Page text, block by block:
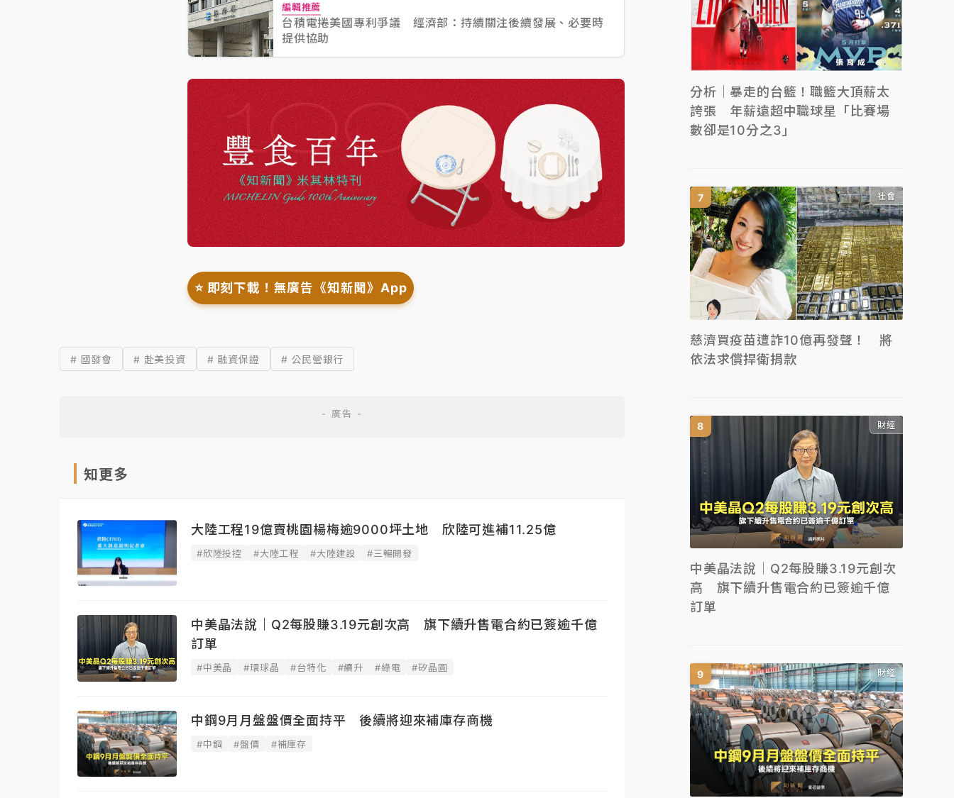
編輯推薦
台積電捲美國專利爭議 經濟部：持續關注後續發展、必要時
提供協助
⭐️ 即刻下載！無廣告《知新聞》App
# 國發會 # 赴美投資 # 融資保證 # 公民營銀行
知更多
大陸工程19億賣桃園楊梅逾9000坪土地 欣陸可進補11.25億
#欣陸投控 #大陸工程 #大陸建設 #三暢開發
中美晶法說｜Q2每股賺3.19元創次高 旗下續升售電合約已簽逾千億
訂單
#中美晶 #環球晶 #台特化 #續升 #綠電 #矽晶圓
中鋼9月月盤盤價全面持平 後續將迎來補庫存商機
#中鋼 #盤價 #補庫存
分析｜暴走的台籃！職籃大頂薪太
誇張 年薪遠超中職球星「比賽場
數卻是10分之3」
社會
慈濟買疫苗遭詐10億再發聲！ 將
依法求償捍衛捐款
財經
中美晶法說｜Q2每股賺3.19元創次
高 旗下續升售電合約已簽逾千億
訂單
財經